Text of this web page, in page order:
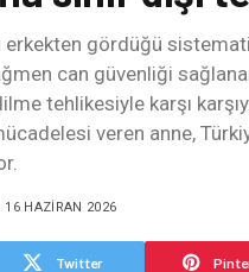
erkekten gördüğü
can güvenliği
tehlikesiyle karşı
veren anne,
16 HAZIRAN 2026
Twitter